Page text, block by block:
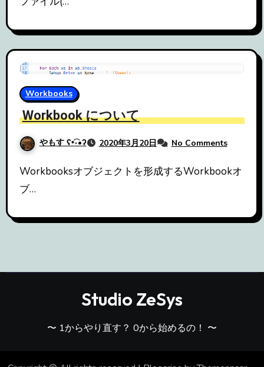
Workbooks
Workbook について
やもす ʕ•͡-•ʔ 2020年3月20日 No Comments
Workbooksオブジェクトを形成するWorkbookオ
ブ…
Studio ZeSys
〜 1からやり直す？ 0から始めるの！ 〜